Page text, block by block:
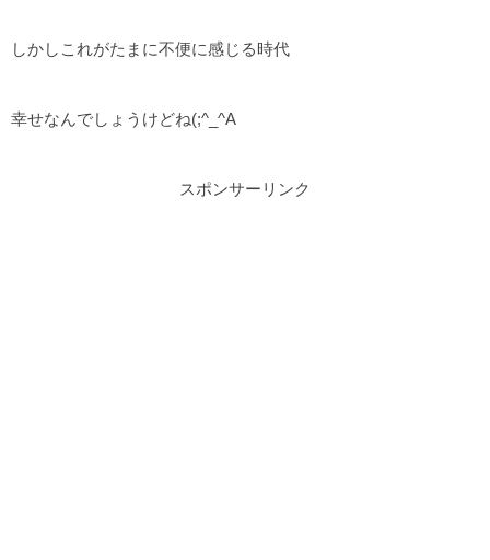
しかしこれがたまに不便に感じる時代
幸せなんでしょうけどね(;^_^A
スポンサーリンク